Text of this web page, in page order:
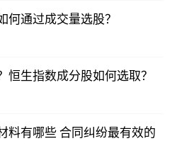
何通过成交量选股？
生指数成分股如何选取？
纠纷最有效的